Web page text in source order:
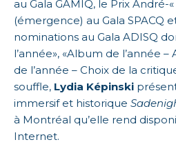
au Gala GAMIQ, le Prix André-
(émergence) au Gala SPACQ
nominations au Gala ADISQ
l’année», «Album de l’année
de l’année – Choix de la
souffle, Lydia Képinski
immersif et historique
à Montréal qu’elle rend
Internet.